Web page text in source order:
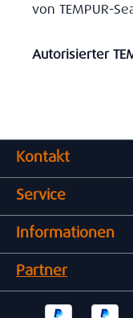
von TEMPUR-
Autorisierter
Kontakt
Service
Informationen
Partner